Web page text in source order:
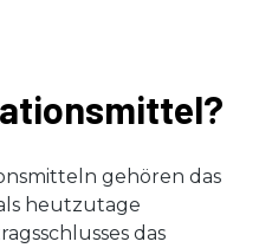
gehören das
heutzutage
das